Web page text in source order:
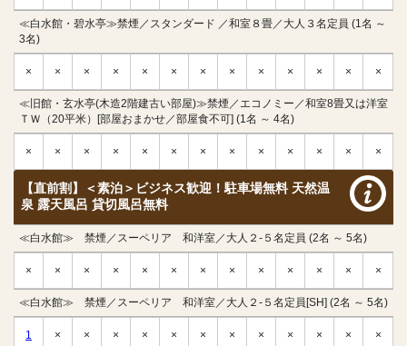
≪白水館・碧水亭≫禁煙／スタンダード ／和室８畳／大人３名定員 (1名 ～
3名)
× × × × × × × × × × × × ×
≪旧館・玄水亭(木造2階建古い部屋)≫禁煙／エコノミー／和室8畳又は洋室
ＴＷ（20平米）[部屋おまかせ／部屋食不可] (1名 ～ 4名)
× × × × × × × × × × × × ×
【直前割】＜素泊＞ビジネス歓迎！駐車場無料 天然温
泉 露天風呂 貸切風呂無料
≪白水館≫ 禁煙／スーペリア 和洋室／大人２-５名定員 (2名 ～ 5名)
× × × × × × × × × × × × ×
≪白水館≫ 禁煙／スーペリア 和洋室／大人２-５名定員[SH] (2名 ～ 5名)
1 × × × × × × × × × × × ×